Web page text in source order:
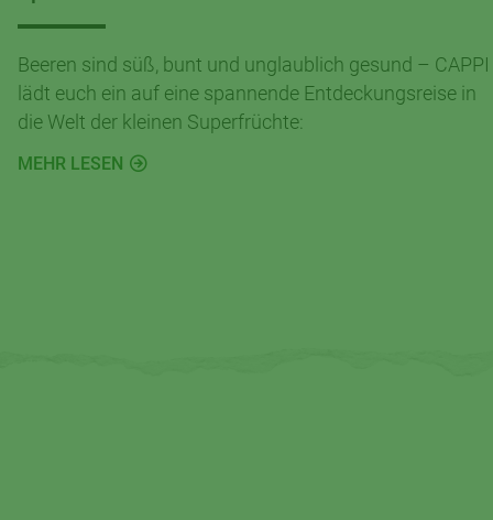
Beeren sind süß, bunt und unglaublich gesund – CAPPI
lädt euch ein auf eine spannende Entdeckungsreise in
die Welt der kleinen Superfrüchte:
MEHR LESEN